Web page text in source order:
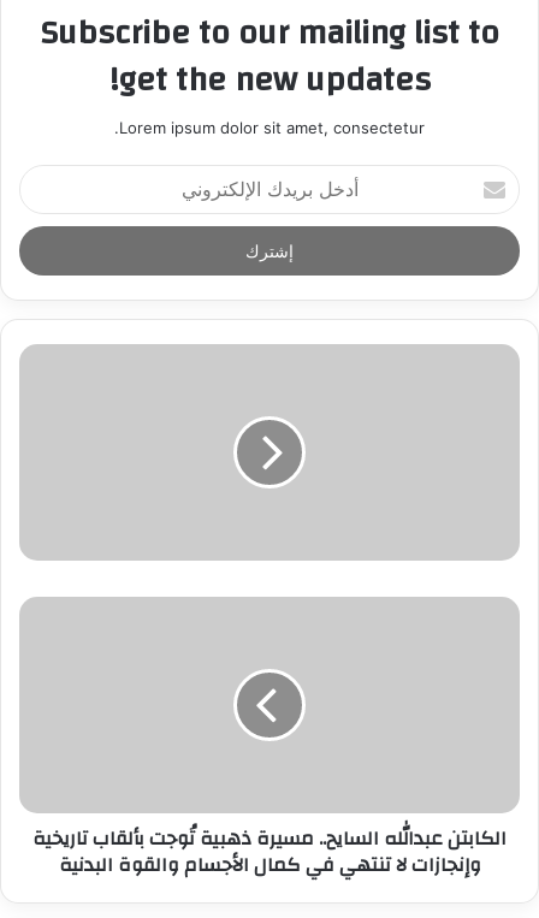
Subscribe to our mailing list to
get the new updates!
Lorem ipsum dolor sit amet, consectetur.
أ
د
خ
ل
ر
د
ر
ن
الكابتن عبدالله السايح.. مسيرة ذهبية تُوجت بألقاب تاريخية
وإنجازات لا تنتهي في كمال الأجسام والقوة البدنية